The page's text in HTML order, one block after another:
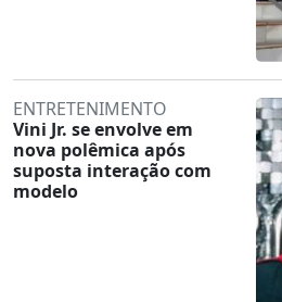
ENTRETENIMENTO
Vini Jr. se envolve em
nova polêmica após
suposta interação com
modelo